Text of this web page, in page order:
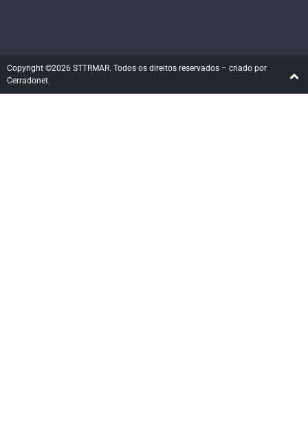
Copyright ©2026 STTRMAR. Todos os direitos reservados – criado por
Cerradonet